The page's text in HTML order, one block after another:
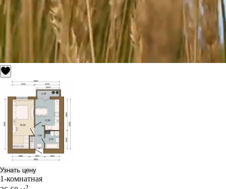
Узнать цену
1-комнатная
2